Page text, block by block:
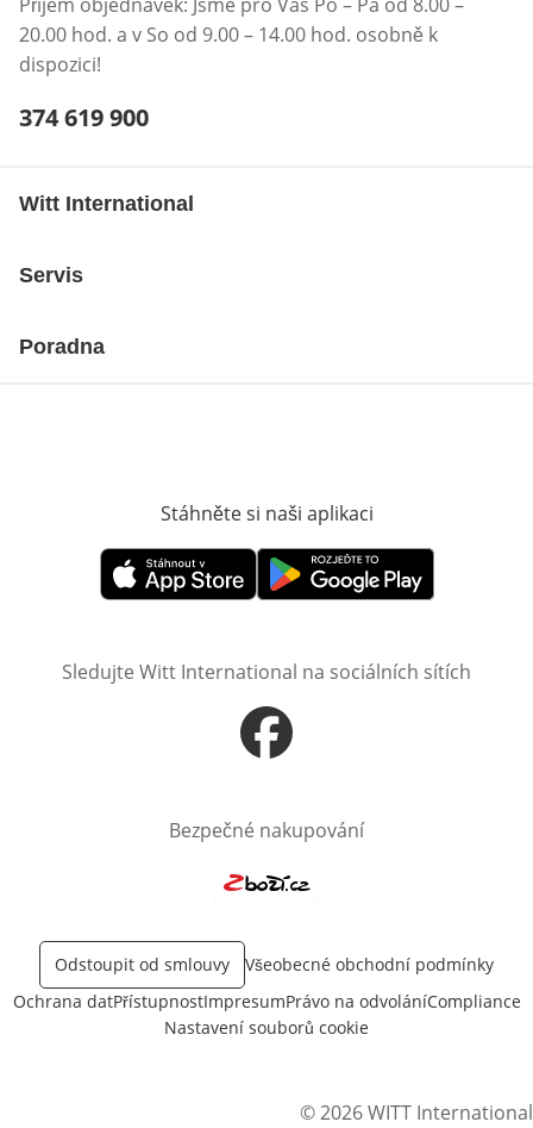
20.00 hod. a v So od 9.00 – 14.00 hod. osobně k
dispozici!
Telefonní číslo:
374 619 900
Witt International
Servis
Poradna
Stáhněte si naši aplikaci
Otevře v novém okněOtevře v novém okně
Sledujte Witt International na sociálních sítích
Otevře v novém okně
Bezpečné nakupování
Odstoupit od smlouvy
Všeobecné obchodní podmínky
Ochrana datPřístupnostImpresumPrávo na odvoláníCompliance
Nastavení souborů cookie
© 2026 WITT International